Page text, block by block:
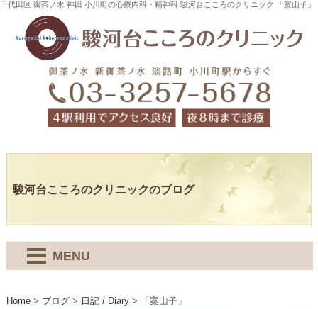
千代田区 御茶ノ水 神田 小川町の心療内科・精神科 駿河台こころのクリニック 「案山子」
駿河台こころのクリニックのブログ
MENU
Home> ブログ> 日記 / Diary> 「案山子」